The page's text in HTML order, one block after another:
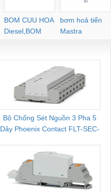
BOM CUU HOA
Diesel,BOM
CHUA CHAY
bơm hoả tiển
Mastra
Bộ Chống Sét Nguồn 3 Pha 5
Dây Phoenix Contact FLT-SEC-